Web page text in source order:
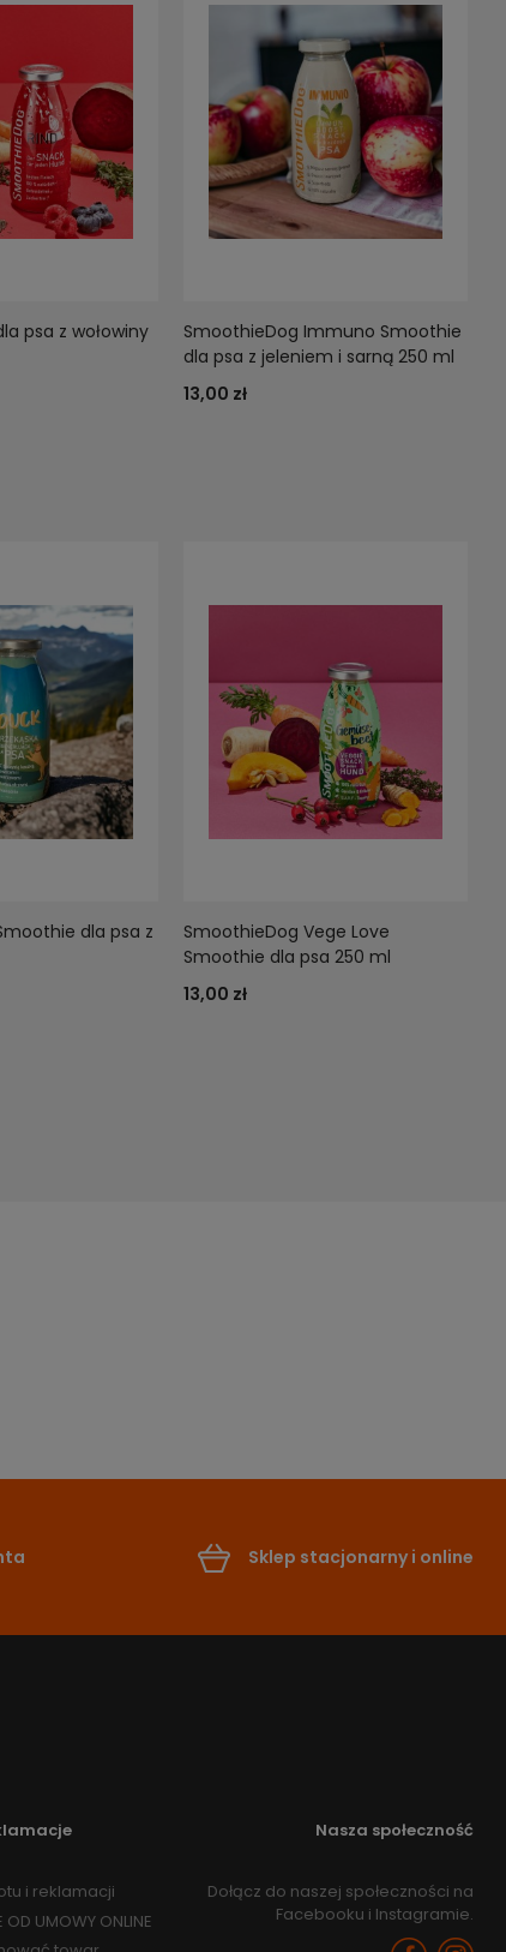
psa z wołowiny
SmoothieDog Immuno Smoothie
dla psa z jeleniem i sarną 250 ml
13,00 zł
dla psa z
SmoothieDog Vege Love
Smoothie dla psa 250 ml
13,00 zł
Sklep stacjonarny i online
i reklamacji
OD UMOWY ONLINE
Nasza społeczność
Dołącz do naszej społeczności na
Facebooku i Instagramie.